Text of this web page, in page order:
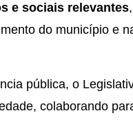
e sociais relevantes
do município e
pública, o
colaborando